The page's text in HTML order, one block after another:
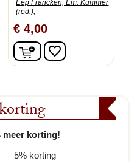
meer korting!
5% korting
Eep Francken, Em. Kummer
(red.);
€ 4,00
In winkelwagen
favorite_border